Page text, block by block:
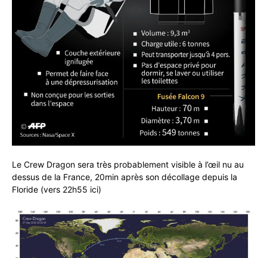
Le Crew Dragon sera très probablement visible à l’œil nu au
dessus de la France, 20min après son décollage depuis la
Floride (vers 22h55 ici)